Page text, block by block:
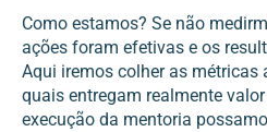
Como estamos? Se não
ações foram efetivas e os
Aqui iremos colher as métricas
quais entregam realmente
execução da mentoria